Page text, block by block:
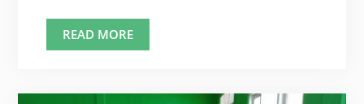
READ MORESMP
N
KERJO